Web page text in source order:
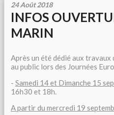
24 Août 2018
INFOS
MARIN
Après un été dédié aux
au public lors des Journées
- Samedi 14 et Dimanche 15
16h30 et 18h.
A partir du mercredi 19